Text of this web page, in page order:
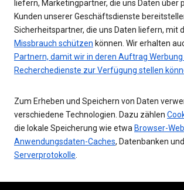
liefern, Marketingpartner, die uns Daten über
Kunden unserer Geschäftsdienste
Sicherheitspartner, die uns Daten liefern, mit
Missbrauch schützen können. Wir erhalten
Partnern, damit wir in deren Auftrag Werbung
Recherchedienste zur Verfügung stellen
Zum Erheben und Speichern von Daten
verschiedene Technologien. Dazu zählen
die lokale Speicherung wie etwa Browser-
Anwendungsdaten-Caches, Datenbanken und
Serverprotokolle